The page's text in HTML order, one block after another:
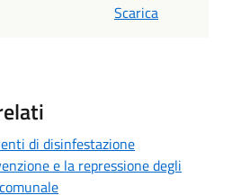
Scarica
di disinfestazione
e la repressione degli